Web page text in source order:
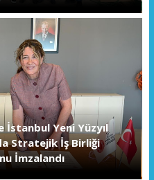
Yeni Yüzyıl
Stratejik İş Birliği
İmzalandı